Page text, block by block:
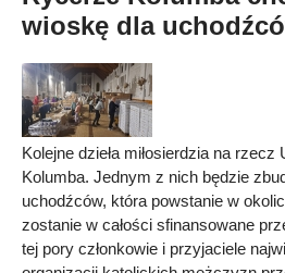
wioskę dla
Kolejne dzieła miłosierdzia na
Kolumba. Jednym z nich będzie
uchodźców, która powstanie w
zostanie w całości sfinansowane
tej pory członkowie i przyjaciele